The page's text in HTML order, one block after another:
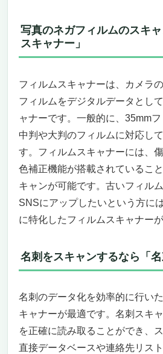
写真のネガフィルムのスキ
スキャナー」
フィルムスキャナーは、カメラ
フィルムをデジタルデータとし
ャナーです。一般的に、35mmフ
中判や大判のフィルムに対応し
す。フィルムスキャナーには、
色補正機能が搭載されているこ
キャンが可能です。古いフィル
SNSにアップしたいという方に
に特化したフィルムスキャナー
名刺をスキャンするなら「名
名刺のデータ化を効率的に行い
キャナーが最適です。名刺スキ
を正確に読み取ることができ、
直接データベースや連絡先リス